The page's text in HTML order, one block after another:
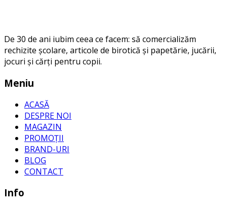
De 30 de ani iubim ceea ce facem: să comercializăm
rechizite școlare, articole de birotică și papetărie, jucării,
jocuri și cărți pentru copii.
Meniu
ACASĂ
DESPRE NOI
MAGAZIN
PROMOȚII
BRAND-URI
BLOG
CONTACT
Info